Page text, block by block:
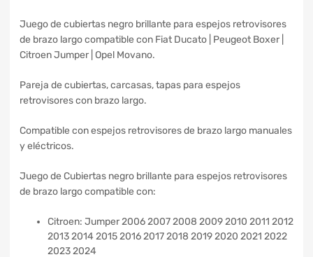
Juego de cubiertas negro brillante para espejos retrovisores
de brazo largo compatible con Fiat Ducato | Peugeot Boxer |
Citroen Jumper | Opel Movano.
Pareja de cubiertas, carcasas, tapas para espejos
retrovisores con brazo largo.
Compatible con espejos retrovisores de brazo largo manuales
y eléctricos.
Juego de Cubiertas negro brillante para espejos retrovisores
de brazo largo compatible con:
Citroen: Jumper 2006 2007 2008 2009 2010 2011 2012
2013 2014 2015 2016 2017 2018 2019 2020 2021 2022
2023 2024